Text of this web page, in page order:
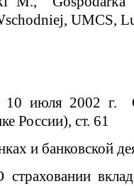
UMCS,
10 июля 2002 г.
России), ст. 61
и банковской